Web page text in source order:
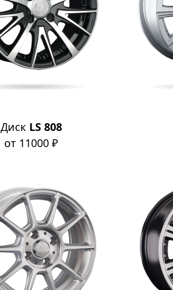
Диск LS 808
от 11000 ₽